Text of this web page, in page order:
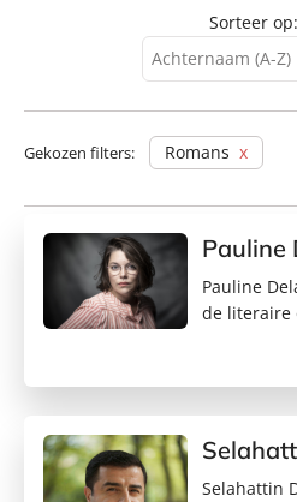
Sorteer op:
Achternaam (A-Z)
Achternaam (Z-
Voornaam (Z-A)
Gekozen filters: Romans
Pauline
Pauline
de literaire
Selahattin